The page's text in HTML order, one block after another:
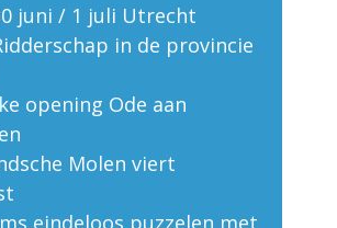
juni / 1 juli Utrecht
in de provincie
opening Ode aan
Molen viert
eindeloos puzzelen met